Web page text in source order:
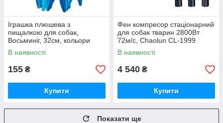
Іграшка плюшева з
пищалкою для собак,
Восьминіг, 32см, кольори
В наявності
155 ₴
Купити
Фен компресор стаціонарний
для собак тварин 2800Вт
72м/с, Chaolun CL-1999
В наявності
4 540 ₴
Купити
Показати ще